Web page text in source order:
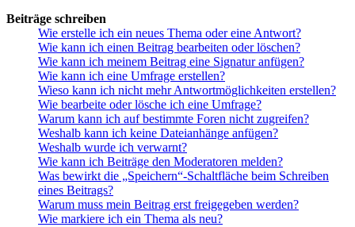
Beiträge schreiben
Wie erstelle ich ein neues Thema oder eine Antwort?
Wie kann ich einen Beitrag bearbeiten oder löschen?
Wie kann ich meinem Beitrag eine Signatur anfügen?
Wie kann ich eine Umfrage erstellen?
Wieso kann ich nicht mehr Antwortmöglichkeiten erstellen?
Wie bearbeite oder lösche ich eine Umfrage?
Warum kann ich auf bestimmte Foren nicht zugreifen?
Weshalb kann ich keine Dateianhänge anfügen?
Weshalb wurde ich verwarnt?
Wie kann ich Beiträge den Moderatoren melden?
Was bewirkt die „Speichern“-Schaltfläche beim Schreiben
eines Beitrags?
Warum muss mein Beitrag erst freigegeben werden?
Wie markiere ich ein Thema als neu?